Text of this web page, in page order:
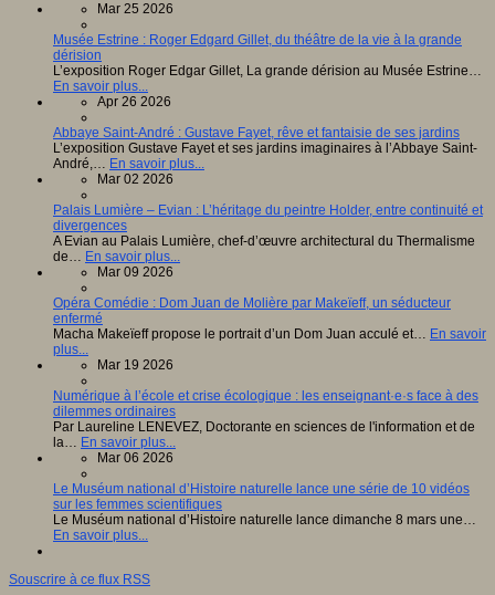
Mar 25 2026
Musée Estrine : Roger Edgard Gillet, du théâtre de la vie à la grande
dérision
L’exposition Roger Edgar Gillet, La grande dérision au Musée Estrine…
En savoir plus...
Apr 26 2026
Abbaye Saint-André : Gustave Fayet, rêve et fantaisie de ses jardins
L’exposition Gustave Fayet et ses jardins imaginaires à l’Abbaye Saint-
André,… En savoir plus...
Mar 02 2026
Palais Lumière – Evian : L’héritage du peintre Holder, entre continuité et
divergences
A Evian au Palais Lumière, chef-d’œuvre architectural du Thermalisme
de… En savoir plus...
Mar 09 2026
Opéra Comédie : Dom Juan de Molière par Makeïeff, un séducteur
enfermé
Macha Makeïeff propose le portrait d’un Dom Juan acculé et… En savoir
plus...
Mar 19 2026
Numérique à l’école et crise écologique : les enseignant·e·s face à des
dilemmes ordinaires
Par Laureline LENEVEZ, Doctorante en sciences de l'information et de
la… En savoir plus...
Mar 06 2026
Le Muséum national d’Histoire naturelle lance une série de 10 vidéos
sur les femmes scientifiques
Le Muséum national d’Histoire naturelle lance dimanche 8 mars une…
En savoir plus...
Souscrire à ce flux RSS